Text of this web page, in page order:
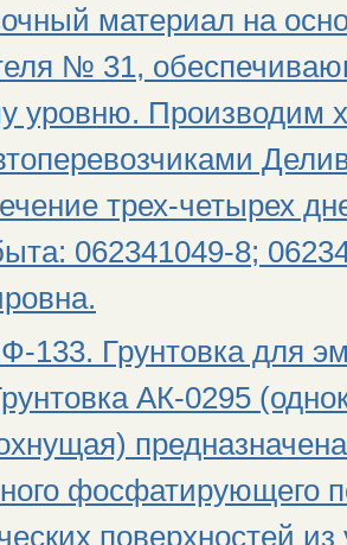
материал на
№ 31,
уровню. Производим
трех-четырех
062341049-8;
133. Грунтовка для
АК-0295
фосфатирующего
поверхностей